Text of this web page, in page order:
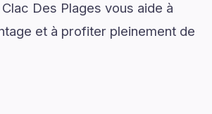
Des Plages vous aide à
et à profiter pleinement de